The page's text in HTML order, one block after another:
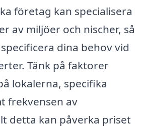
företag kan specialisera
av miljöer och nischer, så
dina behov vid
Tänk på faktorer
lokalerna, specifika
frekvensen av
detta kan påverka priset